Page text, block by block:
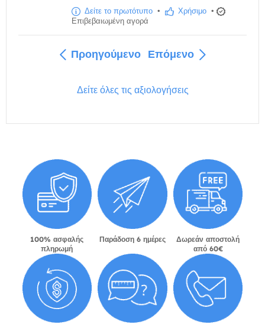
Δείτε το πρωτότυπο • Χρήσιμο •
Επιβεβαιωμένη αγορά
Προηγούμενο Επόμενο
Δείτε όλες τις αξιολογήσεις
100% ασφαλής
πληρωμή
Παράδοση 6 ημέρες
Δωρεάν αποστολή
από 60€